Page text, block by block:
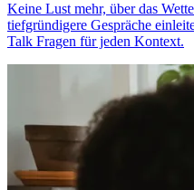
Keine Lust mehr, über das
tiefgründigere Gespräche
Talk Fragen für jeden Kontext.